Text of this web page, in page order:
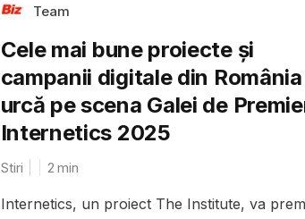
Team
Cele mai bune proiecte și
campanii digitale din România
urcă pe scena Galei de
Internetics 2025
Stiri 2 min
Internetics, un proiect The Institute, va